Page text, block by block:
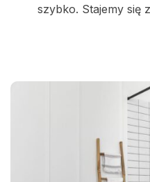
szybko. Stajemy się